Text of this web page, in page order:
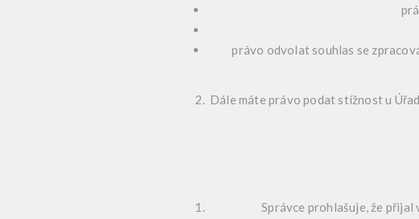
právo odvolat souhlas se
Dále máte právo podat stížnost u
Správce prohlašuje, že